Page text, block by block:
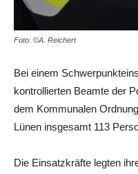
Foto: ©A. Reichert
Bei einem
kontrollierten Beamte der
dem Kommunalen
Lünen insgesamt 113
Die Einsatzkräfte legten